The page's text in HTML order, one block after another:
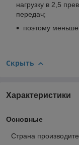
нагрузку в 2,5
передач;
поэтому меньше
Скрыть
Характеристики
Основные
Страна